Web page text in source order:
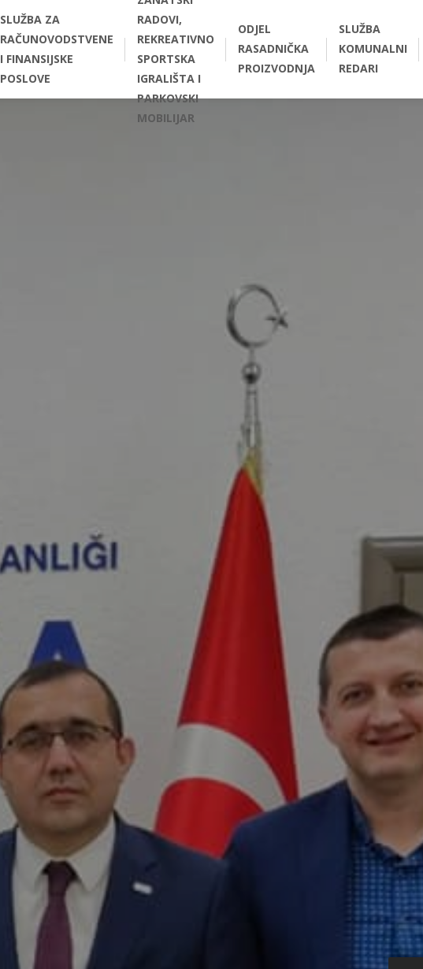
SLUŽBA ZA
RAČUNOVODSTVENE
I FINANSIJSKE
POSLOVE
RADOVI,
REKREATIVNO
SPORTSKA
IGRALIŠTA I
PARKOVSKI
MOBILIJAR
ODJEL
RASADNIČKA
PROIZVODNJA
SLUŽBA
KOMUNALNI
REDARI